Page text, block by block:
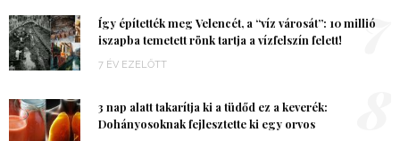
Így építették meg Velencét, a “víz városát”: 10 millió
iszapba temetett rönk tartja a vízfelszín felett!
7 ÉV EZELŐTT
7
3 nap alatt takarítja ki a tüdőd ez a keverék:
Dohányosoknak fejlesztette ki egy orvos